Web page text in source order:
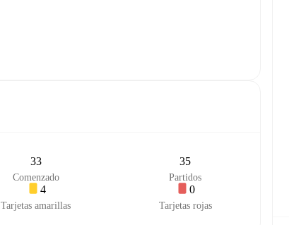
33
Comenzado
35
Partidos
4
Tarjetas amarillas
0
Tarjetas rojas